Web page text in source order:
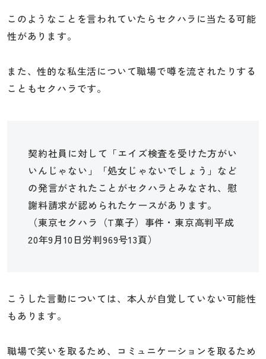
このようなことを言われていたらセクハラに当たる可能
性があります。
また、性的な私生活について職場で噂を流されたりする
こともセクハラです。
契約社員に対して「エイズ検査を受けた方がい
いんじゃない」「処女じゃないでしょう」など
の発言がされたことがセクハラとみなされ、慰
謝料請求が認められたケースがあります。
（東京セクハラ（T菓子）事件・東京高判平成
20年9月10日労判969号13頁）
こうした言動については、本人が自覚していない可能性
もあります。
職場で笑いを取るため、コミュニケーションを取るため